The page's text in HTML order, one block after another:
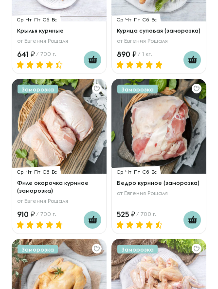
Ср Чт Пт Сб Вс
Крылья куриные
от Евгения Рошаля
641 / 700 г.
Ср Чт Пт Сб Вс
Курица суповая (заморозка)
от Евгения Рошаля
890 / 1 кг.
Заморозка
Ср Чт Пт Сб Вс
Филе окорочка куриное
(заморозка)
от Евгения Рошаля
910 / 700 г.
Заморозка
Ср Чт Пт Сб Вс
Бедро куриное (заморозка)
от Евгения Рошаля
525 / 700 г.
Заморозка Заморозка